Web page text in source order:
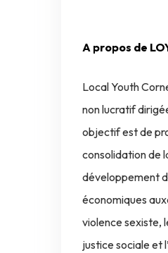
A propos de
Local Youth
non lucratif
objectif est de
consolidation de
développement
économiques
violence sexiste,
justice sociale et